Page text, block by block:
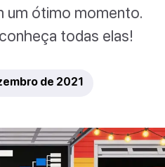
um ótimo momento.
todas elas!
de 2021